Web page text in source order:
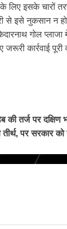
के लिए इसके चारों
से इसे नुकसान न
गोल
कार्रवाई पूरी
की तर्ज पर दक्षिण
पर सरकार